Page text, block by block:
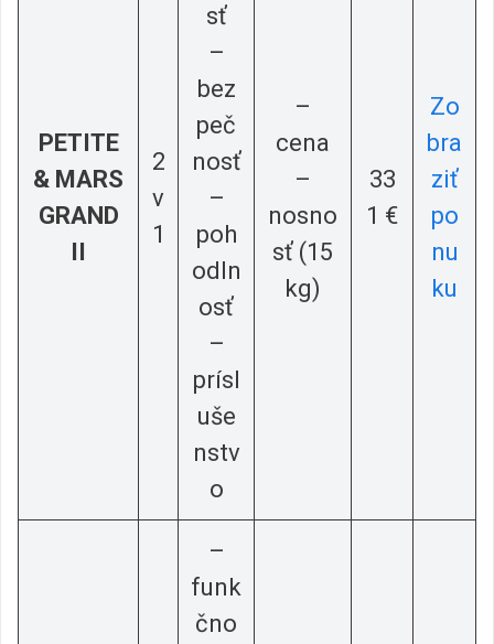
PETITE
& MARS
GRAND
II
2
v
1
sť
–
bez
peč
nosť
–
poh
odln
osť
–
prísl
uše
nstv
o
–
cena
–
nosno
sť (15
kg)
33
1 €
Zo
bra
ziť
po
nu
ku
–
funk
čno